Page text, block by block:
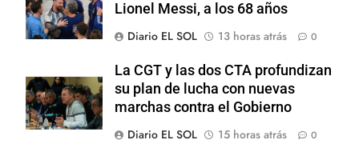
Lionel Messi, a los 68 años
Diario EL SOL
13 horas atrás 0
La CGT y las dos CTA profundizan
su plan de lucha con nuevas
marchas contra el Gobierno
Diario EL SOL
15 horas atrás 0